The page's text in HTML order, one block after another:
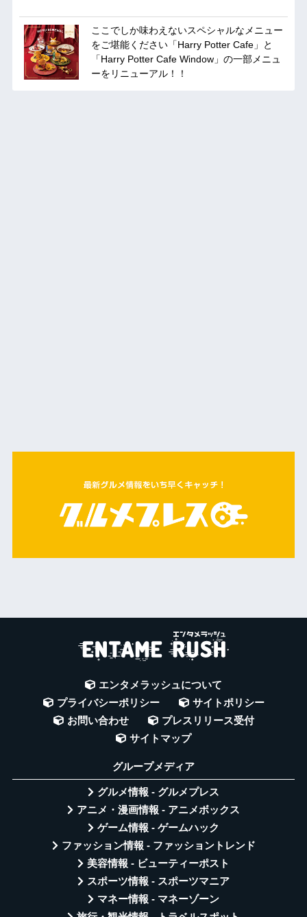
ここでしか味わえないスペシャルなメニュー
をご堪能ください「Harry Potter Cafe」と
「Harry Potter Cafe Window」の一部メニュ
ーをリニューアル！！
エンタメラッシュについて
プライバシーポリシー
サイトポリシー
お問い合わせ
プレスリリース受付
サイトマップ
グループメディア
グルメ情報 - グルメプレス
アニメ・漫画情報 - アニメボックス
ゲーム情報 - ゲームハック
ファッション情報 - ファッショントレンド
美容情報 - ビューティーポスト
スポーツ情報 - スポーツマニア
マネー情報 - マネーゾーン